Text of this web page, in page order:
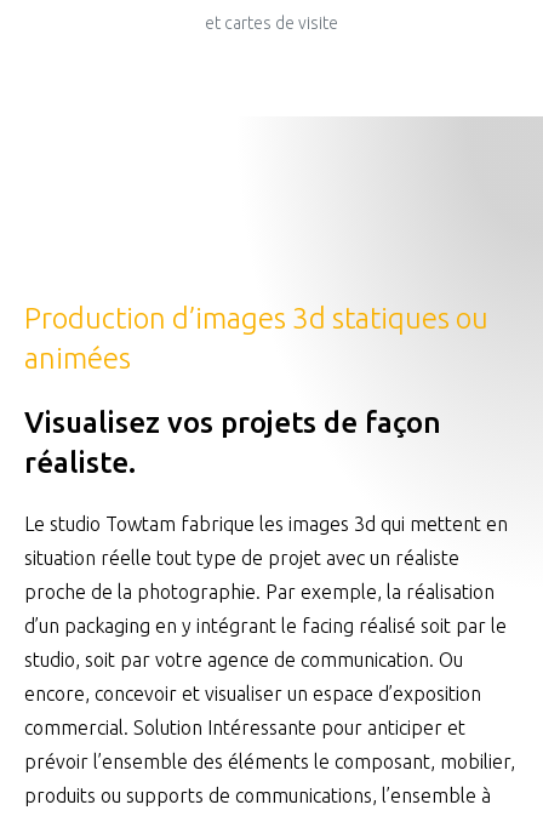
et cartes de visite
Production d’images 3d statiques ou
animées
Visualisez vos projets de façon
réaliste.
Le studio Towtam fabrique les images 3d qui mettent en
situation réelle tout type de projet avec un réaliste
proche de la photographie. Par exemple, la réalisation
d’un packaging en y intégrant le facing réalisé soit par le
studio, soit par votre agence de communication. Ou
encore, concevoir et visualiser un espace d’exposition
commercial. Solution Intéressante pour anticiper et
prévoir l’ensemble des éléments le composant, mobilier,
produits ou supports de communications, l’ensemble à